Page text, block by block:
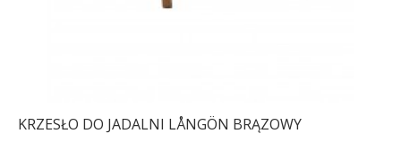
KRZESŁO DO JADALNI LÅNGÖN BRĄZOWY